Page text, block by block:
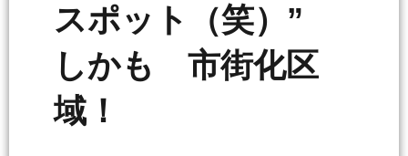
スポット（笑）”
しかも 市街化区
域！